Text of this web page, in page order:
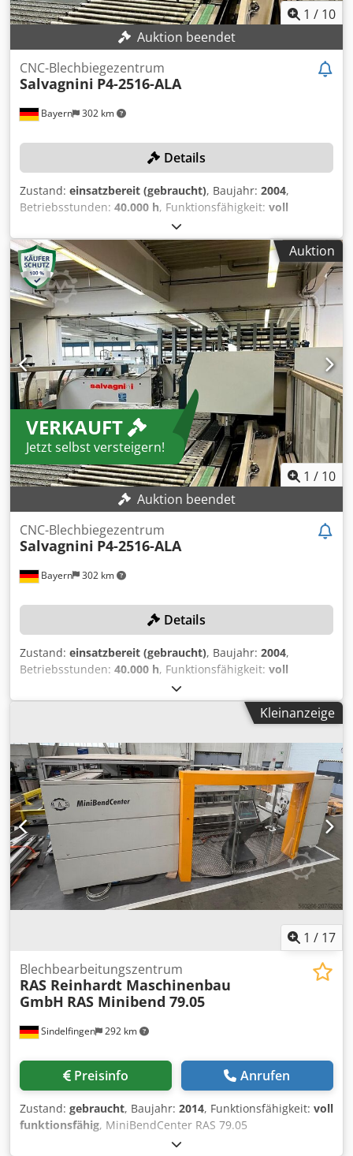
1 / 10
Auktion beendet
Bayern 302 km
CNC-Blechbiegezentrum
Salvagnini P4-2516-ALA
Details
Zustand: einsatzbereit (gebraucht), Baujahr: 2004,
Betriebsstunden: 40.000 h, Funktionsfähigkeit: voll
, Blechstärke Stahl (max.):
Blechstärke Aluminium (max.):3 mm, Arbeitsbreite:2.780
mm, Arbeitshöhe: 1.090 mm , TECHNISCHE DETAILS
Blechlänge max.: 2.780 mm Blechbreite max.: 1.500 mm
Abkantlänge max.: 2.550 mm Blechstärke bei Edelstahl: 2,5
mm Kanthöhe max.: 185 mm Blechstärke bei Aluminium:
3,0 mm Abkantwinkel max.: ± 135 ° Arbeitshöhe: 1.090 mm
MASCHINEN-DETAILS Abmessungen & Gewicht
Abmessungen: 12.500 x 7.400 x 2.600 mm
Maschinengewicht ca.: 19.000 kg Gesamtleistungsbedarf:
43 kW Dcedpfx Aasxxp Ekstjk Betriebsstunden: 40.000 h
AUSSTATTUNG Automat./manuelle Beladung über PCD
Automat. Beladesystem mit Hubtisch Automatisches
Biegezentrum P4-2516 Automat. Werkzeuganverteilung
ALA Symmetrisches CLA Halbautomat. Entladung der
fertigen Teile über SAP
Auktion
VERKAUFT
Jetzt selbst versteigern!
1 / 10
Auktion beendet
Bayern 302 km
CNC-Blechbiegezentrum
Salvagnini P4-2516-ALA
Details
Zustand: einsatzbereit (gebraucht), Baujahr: 2004,
Betriebsstunden: 40.000 h, Funktionsfähigkeit: voll
, Blechstärke Stahl (max.):
Blechstärke Aluminium (max.):3 mm, Arbeitsbreite:2.780
, TECHNISCHE DETAILS
Abkantlänge max.: 2.550 mm Blechstärke bei Edelstahl: 2,5
mm Kanthöhe max.: 185 mm Blechstärke bei Aluminium:
3,0 mm Abkantwinkel max.: ± 135 ° Arbeitshöhe: 1.090 mm
MASCHINEN-DETAILS Dodpfx Ajxhfbteatsck Abmessungen
& Gewicht Abmessungen: 12.500 x 7.400 x 2.600 mm
Maschinengewicht ca.: 19.000 kg Gesamtleistungsbedarf:
43 kW Betriebsstunden: 40.000 h AUSSTATTUNG
Automat./manuelle Beladung über PCD Automat.
Beladesystem mit Hubtisch Automatisches Biegezentrum
P4-2516 Automat. Werkzeuganverteilung ALA
Kleinanzeige
1 / 17
Sindelfingen 292 km
Blechbearbeitungszentrum
RAS Reinhardt Maschinenbau
GmbH RAS Minibend 79.05
Preisinfo Anrufen
Zustand: gebraucht, Baujahr: 2014, Funktionsfähigkeit: voll
funktionsfähig, MiniBendCenter RAS 79.05
Vollautomatisches Schwenkbiegezentrum für Kleinteile -